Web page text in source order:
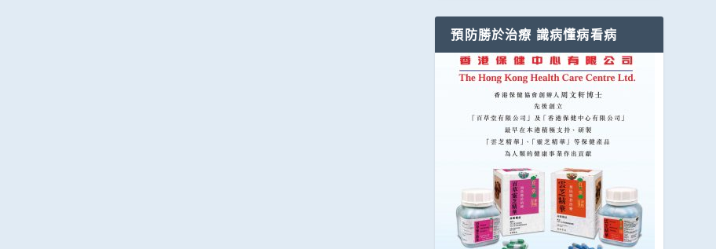
預防勝於治療 識病懂病看病